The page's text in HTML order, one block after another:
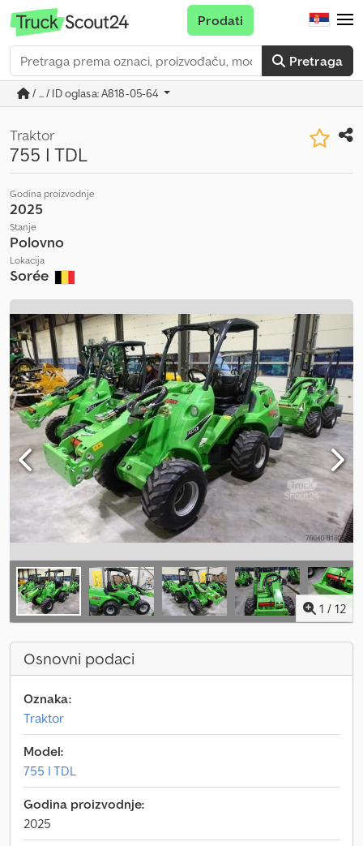
Pretraga
Prodati
/ ... / ID oglasa: A818-05-64
Traktor
755 I TDL
Godina proizvodnje
2025
Stanje
Polovno
Lokacija
Sorée
1 / 12
Osnovni podaci
Oznaka:
Traktor
Model:
755 I TDL
Godina proizvodnje:
2025